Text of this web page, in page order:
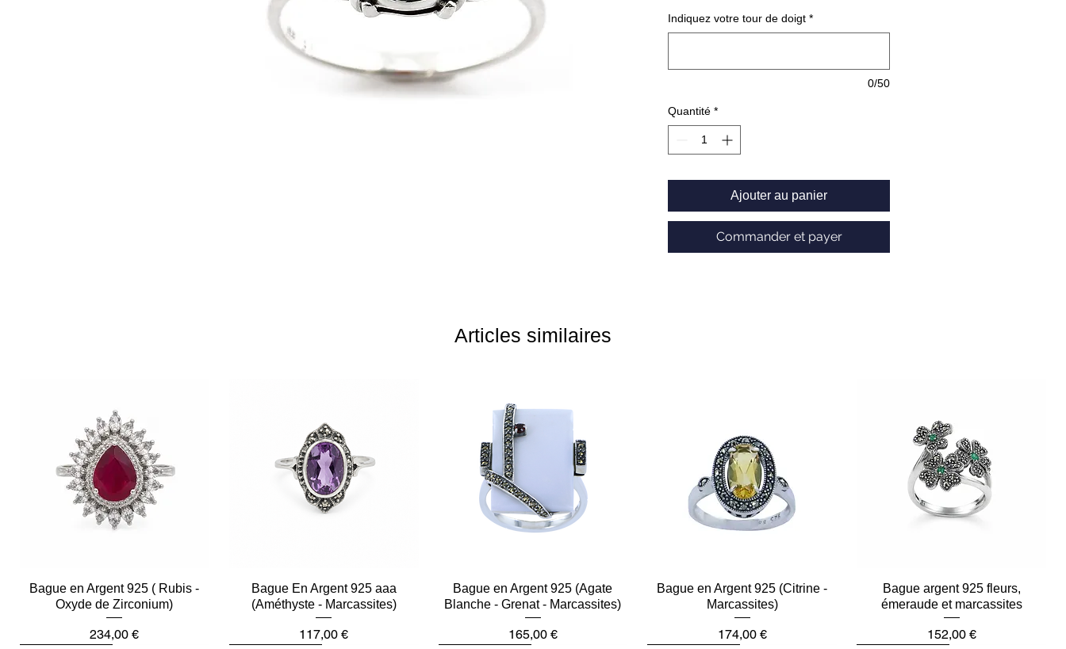
Indiquez votre tour de doigt *
0/50
Quantité *
Ajouter au panier
Commander et payer
Articles similaires
Aperçu rapide
Bague en Argent 925 ( Rubis -
Oxyde de Zirconium)
Prix
234,00 €
Aperçu rapide
Bague En Argent 925 aaa
(Améthyste - Marcassites)
Prix
117,00 €
Aperçu rapide
Bague en Argent 925 (Agate
Blanche - Grenat - Marcassites)
Prix
165,00 €
Aperçu rapide
Bague en Argent 925 (Citrine -
Marcassites)
Prix
174,00 €
Aperçu rapide
Bague argent 925 fleurs,
émeraude et marcassites
Prix
152,00 €